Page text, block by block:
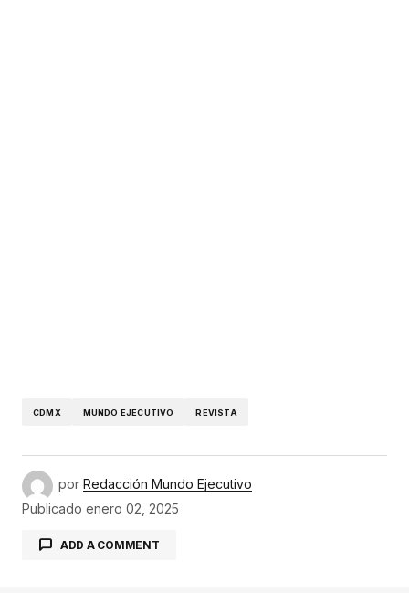
CDMX MUNDO EJECUTIVO REVISTA
por Redacción Mundo Ejecutivo
Publicado enero 02, 2025
ADD A COMMENT